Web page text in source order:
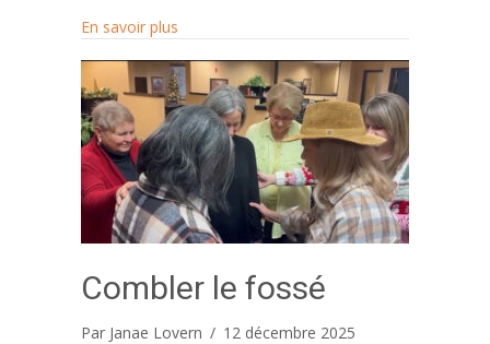
En savoir plus
Combler le fossé
Par Janae Lovern / 12 décembre 2025